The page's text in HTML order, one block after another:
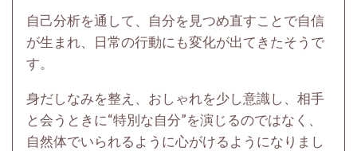
自己分析を通して、自分を見つめ直すことで自信
が生まれ、日常の行動にも変化が出てきたそうで
す。
身だしなみを整え、おしゃれを少し意識し、相手
と会うときに“特別な自分”を演じるのではなく、
自然体でいられるように心がけるようになりまし